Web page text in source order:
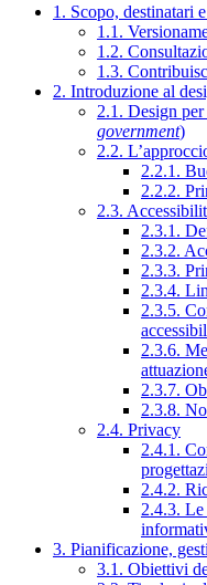
1. Scopo, destinatari
1.1.
1.2.
1.3.
2. Introduzione al
2.1. Design
government)
2.2.
2.2.1.
2.2.2.
2.3.
2.3.1.
2.3.2.
2.3.3.
2.3.4.
2.3.5.
2.3.6.
2.3.7.
2.3.8.
2.4. Privacy
2.4.1.
2.4.2.
2.4.3. Le
3. Pianificazione,
3.1. Obiettivi